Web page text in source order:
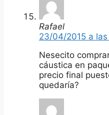
Rafael
23/04/2015 a
Nesecito
cáustica en
precio final
quedaría?